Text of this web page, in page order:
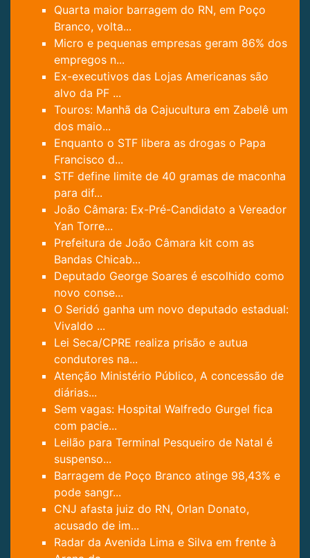
Quarta maior barragem do RN, em Poço
Branco, volta...
Micro e pequenas empresas geram 86% dos
empregos n...
Ex-executivos das Lojas Americanas são
alvo da PF ...
Touros: Manhã da Cajucultura em Zabelê um
dos maio...
Enquanto o STF libera as drogas o Papa
Francisco d...
STF define limite de 40 gramas de maconha
para dif...
João Câmara: Ex-Pré-Candidato a Vereador
Yan Torre...
Prefeitura de João Câmara kit com as
Bandas Chicab...
Deputado George Soares é escolhido como
novo conse...
O Seridó ganha um novo deputado estadual:
Vivaldo ...
Lei Seca/CPRE realiza prisão e autua
condutores na...
Atenção Ministério Público, A concessão de
diárias...
Sem vagas: Hospital Walfredo Gurgel fica
com pacie...
Leilão para Terminal Pesqueiro de Natal é
suspenso...
Barragem de Poço Branco atinge 98,43% e
pode sangr...
CNJ afasta juiz do RN, Orlan Donato,
acusado de im...
Radar da Avenida Lima e Silva em frente à